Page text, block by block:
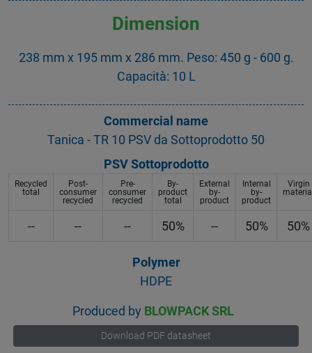
Dimension
238 mm x 195 mm x 286 mm. Peso: 450 g - 600 g.
Capacità: 10 L
Commercial name
Tanica - TR 10 PSV da Sottoprodotto 50
PSV Sottoprodotto
Recycled
total
Post-
consumer
recycled
Pre-
consumer
recycled
By-
product
total
External
by-
product
Internal
by-
product
Virgin
-- -- -- 50% -- 50% 50%
Polymer
HDPE
Produced by BLOWPACK SRL
Download PDF datasheet